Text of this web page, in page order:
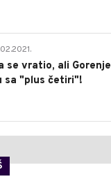
se vratio, ali Gorenje
sa "plus četiri"!